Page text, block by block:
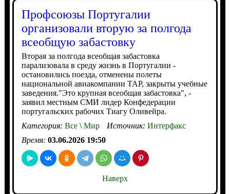
Профсоюзы Португалии
организовали вторую за полгода
всеобщую забастовку
Вторая за полгода всеобщая забастовка
парализовала в среду жизнь в Португалии -
остановились поезда, отменены полеты
национальной авиакомпании TAP, закрыты учебные
заведения."Это крупная всеобщая забастовка", -
заявил местным СМИ лидер Конфедерации
португальских рабочих Тиагу Оливейра.
Категория: Все\Мир Источник: Интерфакс
Время: 03.06.2026 19:50
Наверх